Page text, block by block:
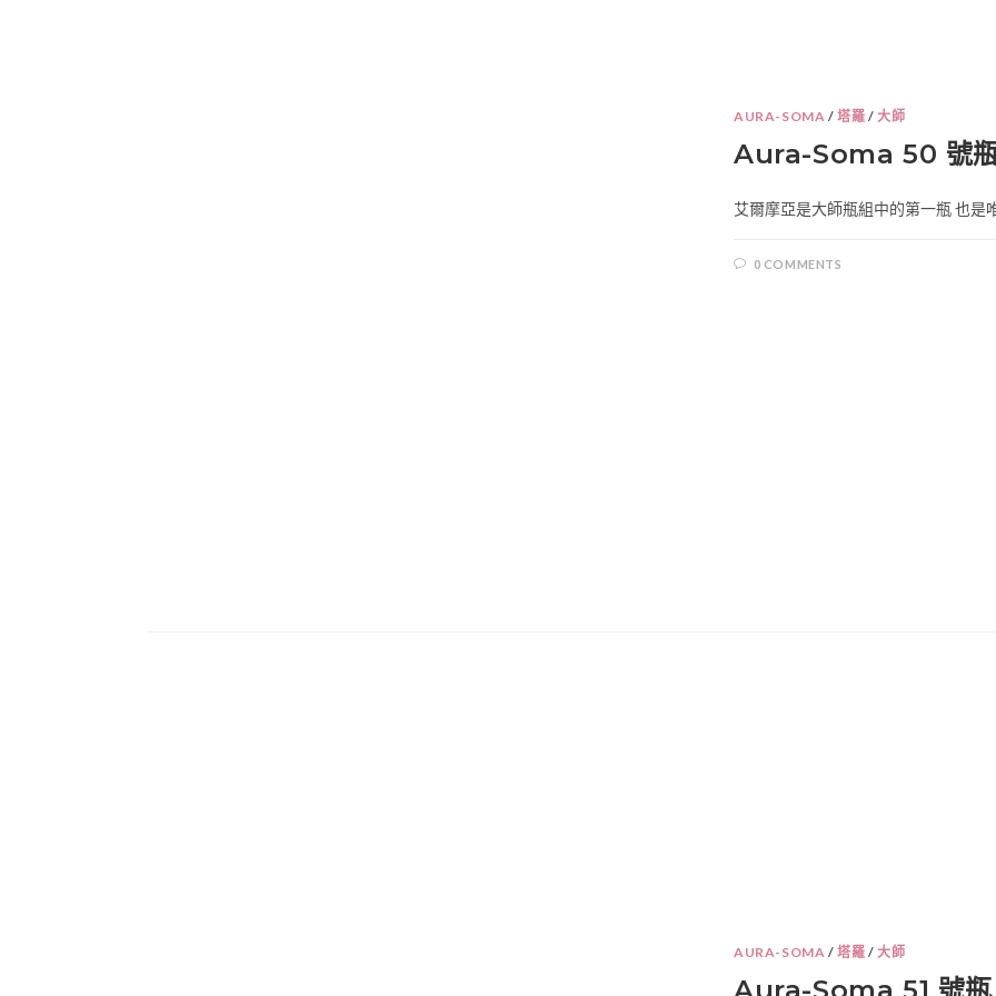
AURA-SOMA /塔羅 /大師
Aura-Soma 50 號
艾爾摩亞是大師瓶組中的第一瓶 也是
0 COMMENTS
AURA-SOMA /塔羅 /大師